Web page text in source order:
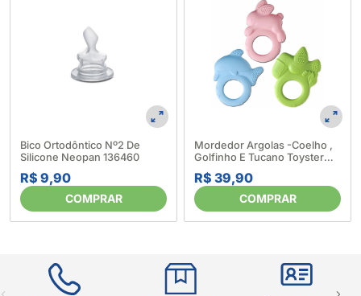
Bico Ortodôntico Nº2 De
Silicone Neopan 136460
R$ 9,90
COMPRAR
Mordedor Argolas -Coelho ,
Golfinho E Tucano Toyster
282423
R$ 39,90
COMPRAR